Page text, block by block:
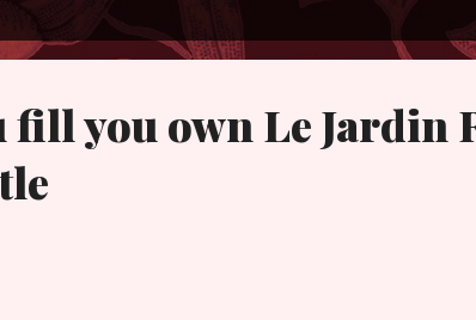
fill you own Le Jardin